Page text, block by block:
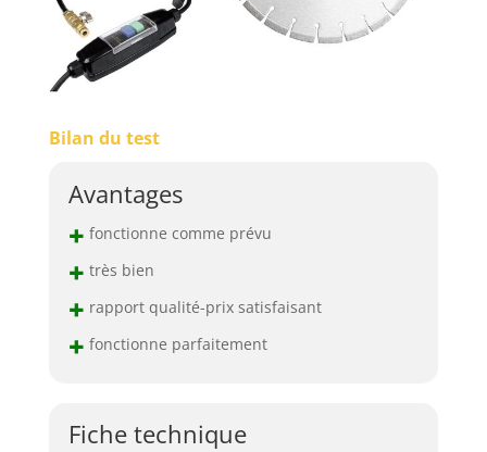
Bilan du test
Avantages
+ fonctionne comme prévu
+ très bien
+ rapport qualité-prix satisfaisant
+ fonctionne parfaitement
Fiche technique